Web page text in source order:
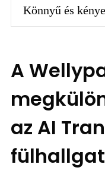
Könnyű és
A
az AI